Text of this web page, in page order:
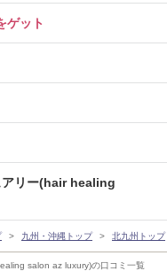
salon az luxury)の口コミ一覧
ゲット
アリー(hair healing
九州・沖縄トップ 北九州トップ